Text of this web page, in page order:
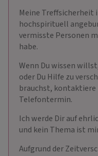
Meine Treffsicherheit
hochspirituell
vermisste Personen
habe.
Wenn Du wissen
oder Du Hilfe zu
brauchst, kontaktiere
Telefontermin.
Ich werde Dir auf
und kein Thema ist
Aufgrund der